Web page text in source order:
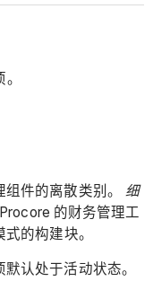
件的离散类别。 细
的财务管理工
式的构建块。
认处于活动状态。